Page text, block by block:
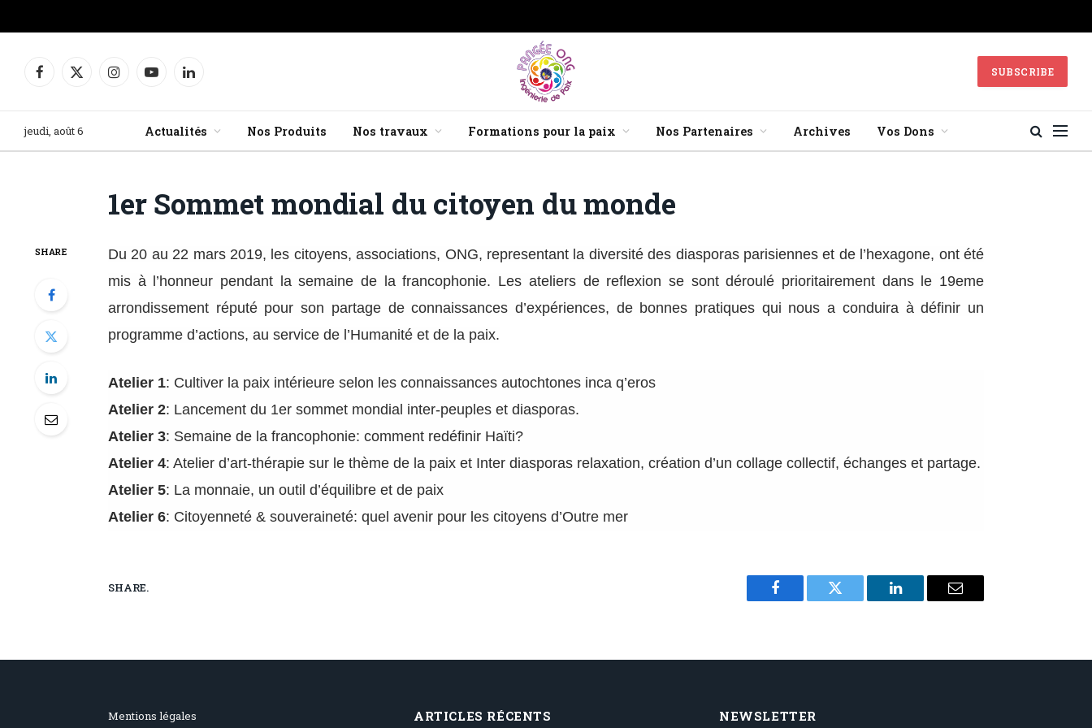
Facebook
X
InstagramYouTubeLinkedIn SUBSCRIBE
jeudi, août 6 Actualités Nos Produits Nos travaux Formations pour la paix Nos Partenaires Archives Vos Dons
1er Sommet mondial du citoyen du monde
SHARE
Du 20 au 22 mars 2019, les citoyens, associations, ONG, representant la diversité des diasporas parisiennes et de l’hexagone, ont été
mis à l’honneur pendant la semaine de la francophonie. Les ateliers de reflexion se sont déroulé prioritairement dans le 19eme
arrondissement réputé pour son partage de connaissances d’expériences, de bonnes pratiques qui nous a conduira à définir un
programme d’actions, au service de l’Humanité et de la paix.
Atelier 1: Cultiver la paix intérieure selon les connaissances autochtones inca q’eros
Atelier 2: Lancement du 1er sommet mondial inter-peuples et diasporas.
Atelier 3: Semaine de la francophonie: comment redéfinir Haïti?
Atelier 4: Atelier d’art-thérapie sur le thème de la paix et Inter diasporas relaxation, création d’un collage collectif, échanges et partage.
Atelier 5: La monnaie, un outil d’équilibre et de paix
Atelier 6: Citoyenneté & souveraineté: quel avenir pour les citoyens d’Outre mer
SHARE.
Facebook Twitter LinkedIn Email
Mentions légales ARTICLES RÉCENTS NEWSLETTER